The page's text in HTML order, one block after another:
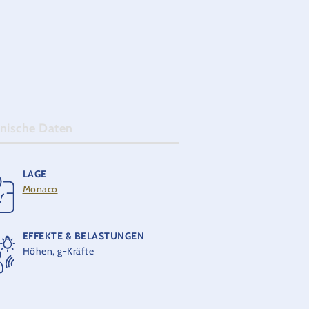
Daten
LAGE
Monaco
EFFEKTE & BELASTUNGEN
Höhen, g-Kräfte
MAXIMALE BESCHLEUNIGUNG
4 G
HERSTELLER
Bolliger & Mabillard